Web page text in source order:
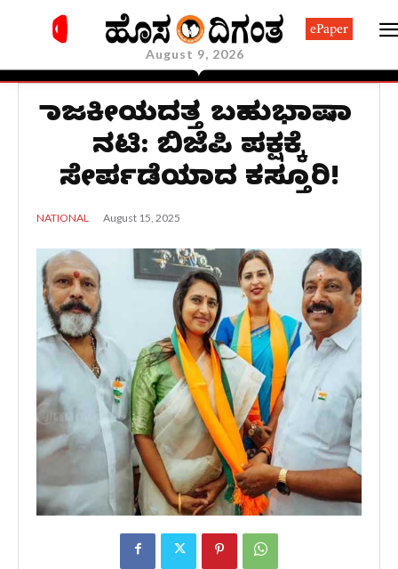
August 9, 2026
ePaper
ರಾಜಕೀಯದತ್ತ ಬಹುಭಾಷಾ
ನಟಿ: ಬಿಜೆಪಿ ಪಕ್ಷಕ್ಕೆ
ಸೇರ್ಪಡೆಯಾದ ಕಸ್ತೂರಿ!
NATIONAL August 15, 2025